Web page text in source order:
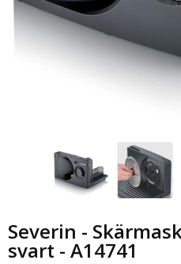
Severin -
svart - A14741